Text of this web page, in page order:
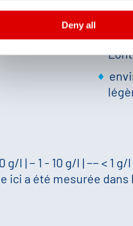
Deny all
g/l | − 1 - 10 g/l | −− < 1 g/l
ici a été mesurée